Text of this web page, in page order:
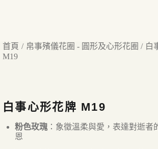
首頁 帛事殯儀花圈 - 圓形及心形花圈
白
M19
白事心形花牌 M19
粉色玫瑰 ：象徵溫柔與愛，表達對逝者
恩